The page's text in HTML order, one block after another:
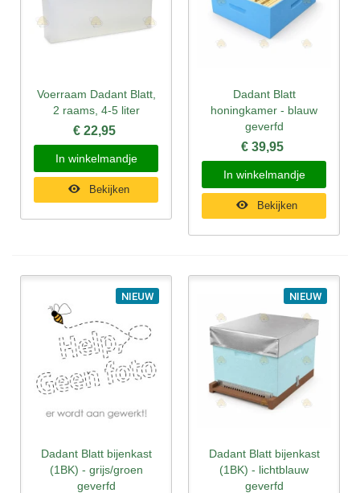
Voerraam Dadant Blatt,
2 raams, 4-5 liter
€ 22,95
In winkelmandje
Bekijken
Dadant Blatt
honingkamer - blauw
geverfd
€ 39,95
In winkelmandje
Bekijken
NIEUW
Dadant Blatt bijenkast
(1BK) - grijs/groen
geverfd
NIEUW
Dadant Blatt bijenkast
(1BK) - lichtblauw
geverfd